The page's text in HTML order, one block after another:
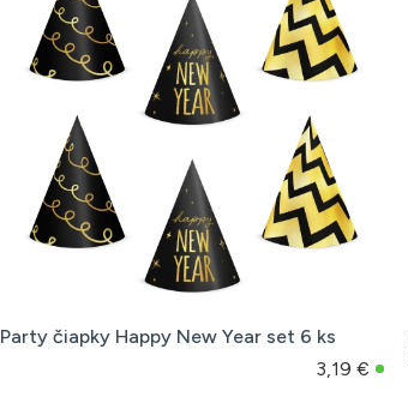
Party čiapky Happy New Year set 6 ks
3,19 €